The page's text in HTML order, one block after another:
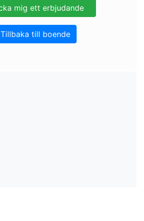
Tillbaka till boende